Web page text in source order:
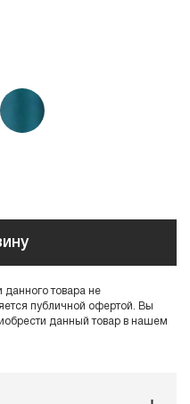
товара не
публичной офертой. Вы
данный товар в нашем